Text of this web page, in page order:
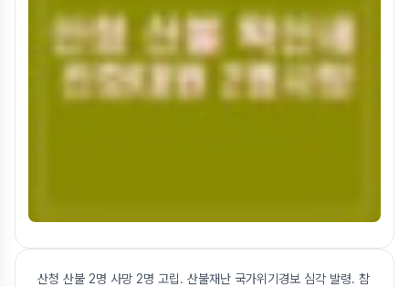
산청 산불 2명 사망 2명 고립. 산불재난 국가위기경보 심각 발령. 참